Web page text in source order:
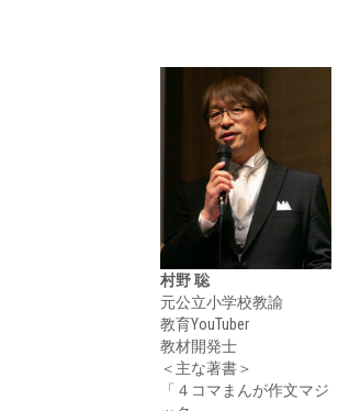
村野 聡
元公立小学校教諭
教育YouTuber
教材開発士
＜主な著書＞
「４コマまんが作文マジ